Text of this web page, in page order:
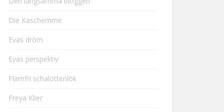
Die Kaschemme
Evas dröm
Evas perspektiv
Flarnfri schalottenlök
Freya Klier